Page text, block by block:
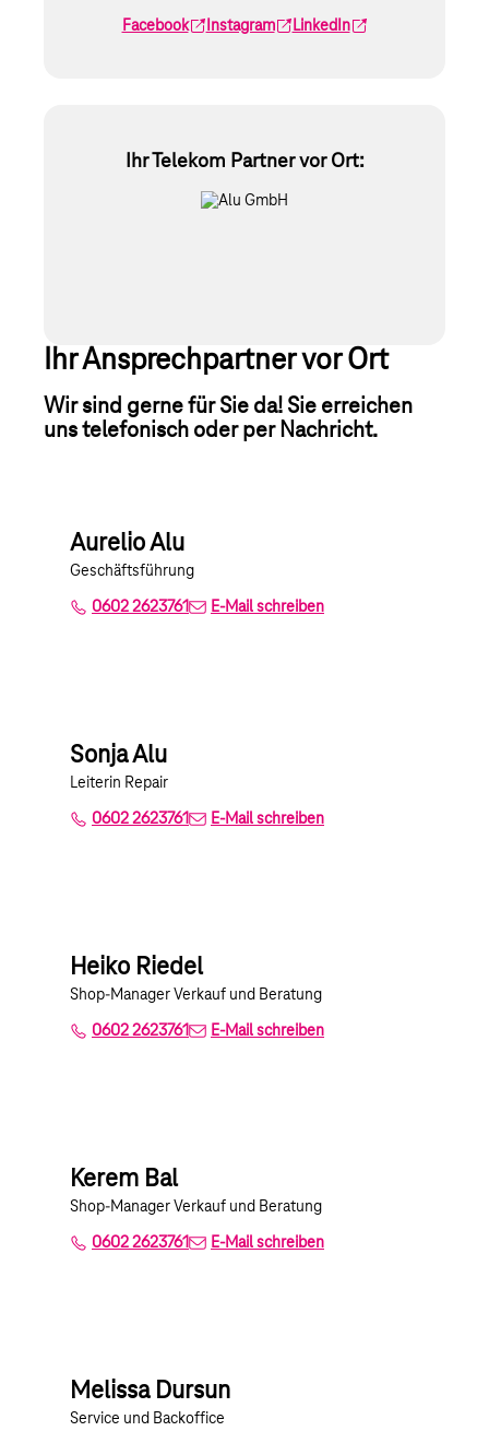
Facebook Instagram LinkedIn
Ihr Telekom Partner vor Ort:
Ihr Ansprechpartner vor Ort
Wir sind gerne für Sie da! Sie erreichen
uns telefonisch oder per Nachricht.
Aurelio Alu
Geschäftsführung
0602 2623761 E-Mail schreiben
Sonja Alu
Leiterin Repair
0602 2623761 E-Mail schreiben
Heiko Riedel
Shop-Manager Verkauf und Beratung
0602 2623761 E-Mail schreiben
Kerem Bal
Shop-Manager Verkauf und Beratung
0602 2623761 E-Mail schreiben
Melissa Dursun
Service und Backoffice